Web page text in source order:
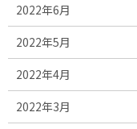
2022年6月
2022年5月
2022年4月
2022年3月